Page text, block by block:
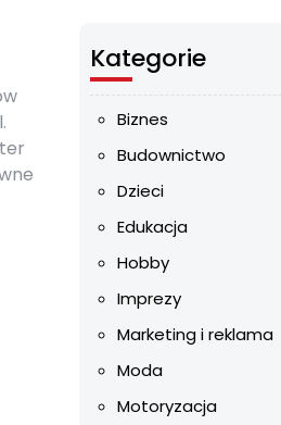
Kategorie
Biznes
Budownictwo
Dzieci
Edukacja
Hobby
Imprezy
Marketing i reklama
Moda
Motoryzacja